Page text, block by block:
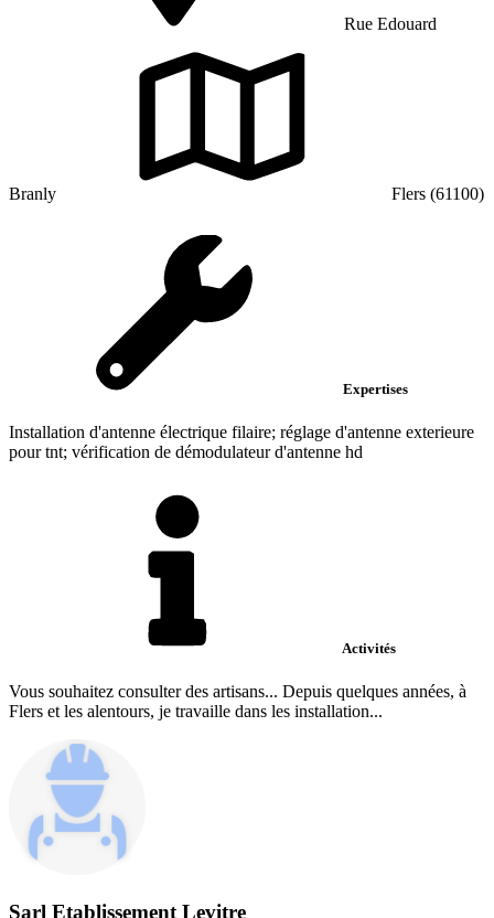
Rue Edouard
Branly Flers (61100)
Expertises
Installation d'antenne électrique filaire; réglage d'antenne exterieure
pour tnt; vérification de démodulateur d'antenne hd
Activités
Vous souhaitez consulter des artisans... Depuis quelques années, à
Flers et les alentours, je travaille dans les installation...
Sarl Etablissement Levitre